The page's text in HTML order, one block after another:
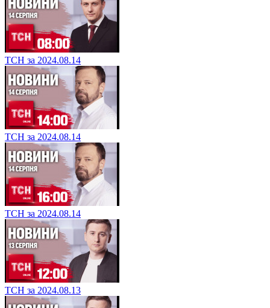
ТСН за 2024.08.14
ТСН за 2024.08.14
ТСН за 2024.08.14
ТСН за 2024.08.13